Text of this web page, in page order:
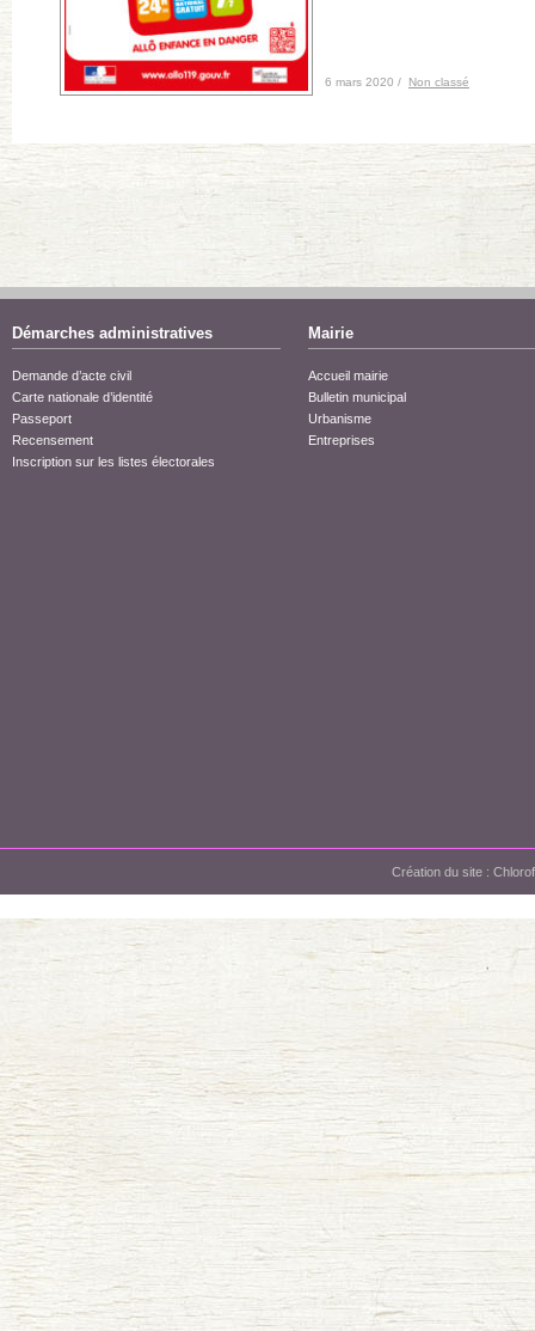
6 mars 2020 / Non classé
Démarches administratives
Demande d’acte civil
Carte nationale d’identité
Passeport
Recensement
Inscription sur les listes électorales
Mairie
Accueil mairie
Bulletin municipal
Urbanisme
Entreprises
Création du site :